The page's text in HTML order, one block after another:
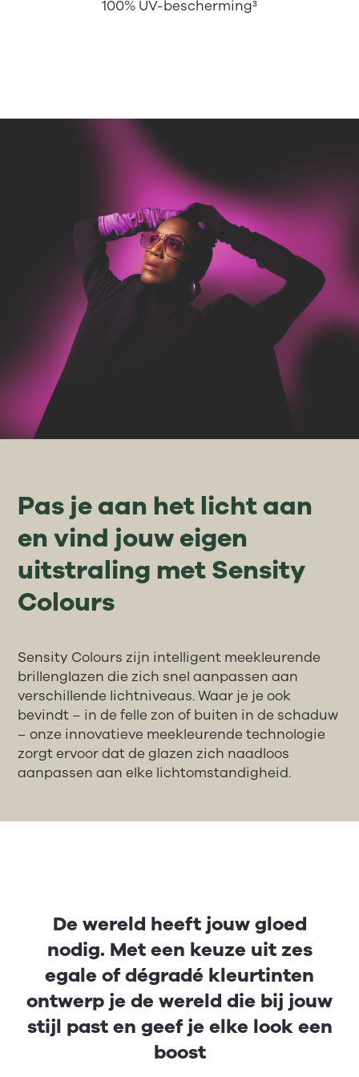
100% UV-bescherming³
Pas je aan het licht aan
en vind jouw eigen
uitstraling met Sensity
Colours
Sensity Colours zijn intelligent meekleurende
brillenglazen die zich snel aanpassen aan
verschillende lichtniveaus. Waar je je ook
bevindt – in de felle zon of buiten in de schaduw
– onze innovatieve meekleurende technologie
zorgt ervoor dat de glazen zich naadloos
aanpassen aan elke lichtomstandigheid.
De wereld heeft jouw gloed
nodig. Met een keuze uit zes
egale of dégradé kleurtinten
ontwerp je de wereld die bij jouw
stijl past en geef je elke look een
boost